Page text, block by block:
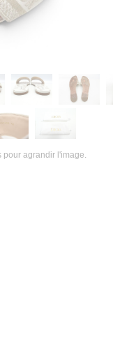
pour agrandir l'image.